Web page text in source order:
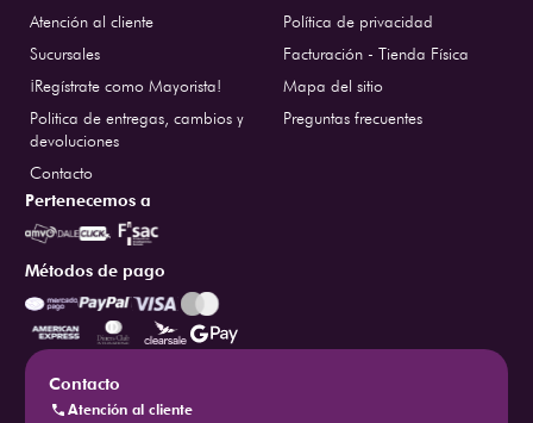
Atención al cliente
Sucursales
¡Regístrate como Mayorista!
Politica de entregas, cambios y
devoluciones
Contacto
Política de privacidad
Facturación - Tienda Física
Mapa del sitio
Preguntas frecuentes
Pertenecemos a
Métodos de pago
Contacto
Atención al cliente